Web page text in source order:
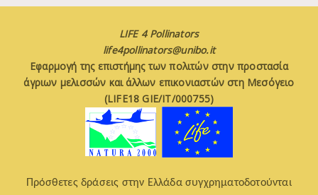
LIFE 4 Pollinators
life4pollinators@unibo.it
Εφαρμογή της επιστήμης των πολιτών στην προστασία
άγριων μελισσών και άλλων επικονιαστών στη Μεσόγειο
(LIFE18 GIE/IT/000755)
Πρόσθετες δράσεις στην Ελλάδα συγχρηματοδοτούνται